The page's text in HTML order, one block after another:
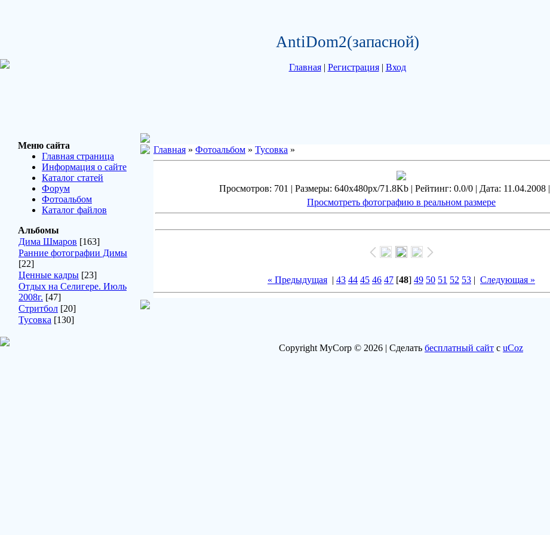
AntiDom2(запасной)
Главная| Регистрация| Вход
Меню сайта
Главная страница
Информация о сайте
Каталог статей
Форум
Фотоальбом
Каталог файлов
Альбомы
Дима Шмаров [163]
Ранние фотографии Димы
[22]
Ценные кадры [23]
Отдых на Селигере. Июль
2008г. [47]
Стритбол [20]
Тусовка [130]
Главная » Фотоальбом » Тусовка »
Просмотров: 701 | Размеры: 640x480px/71.8Kb | Рейтинг: 0.0/0 | Дата: 11.04.2008 |
Просмотреть фотографию в реальном размере
« Предыдущая | 43 44 45 46 47 [48] 49 50 51 52 53 | Следующая »
Copyright MyCorp © 2026 | Сделать бесплатный сайт с uCoz